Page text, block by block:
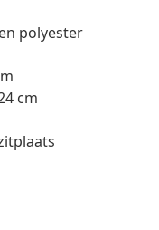
polyester
cm